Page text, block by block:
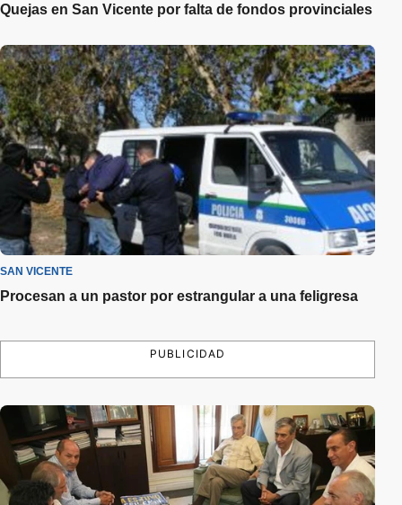
Quejas en San Vicente por falta de fondos provinciales
SAN VICENTE
Procesan a un pastor por estrangular a una feligresa
PUBLICIDAD